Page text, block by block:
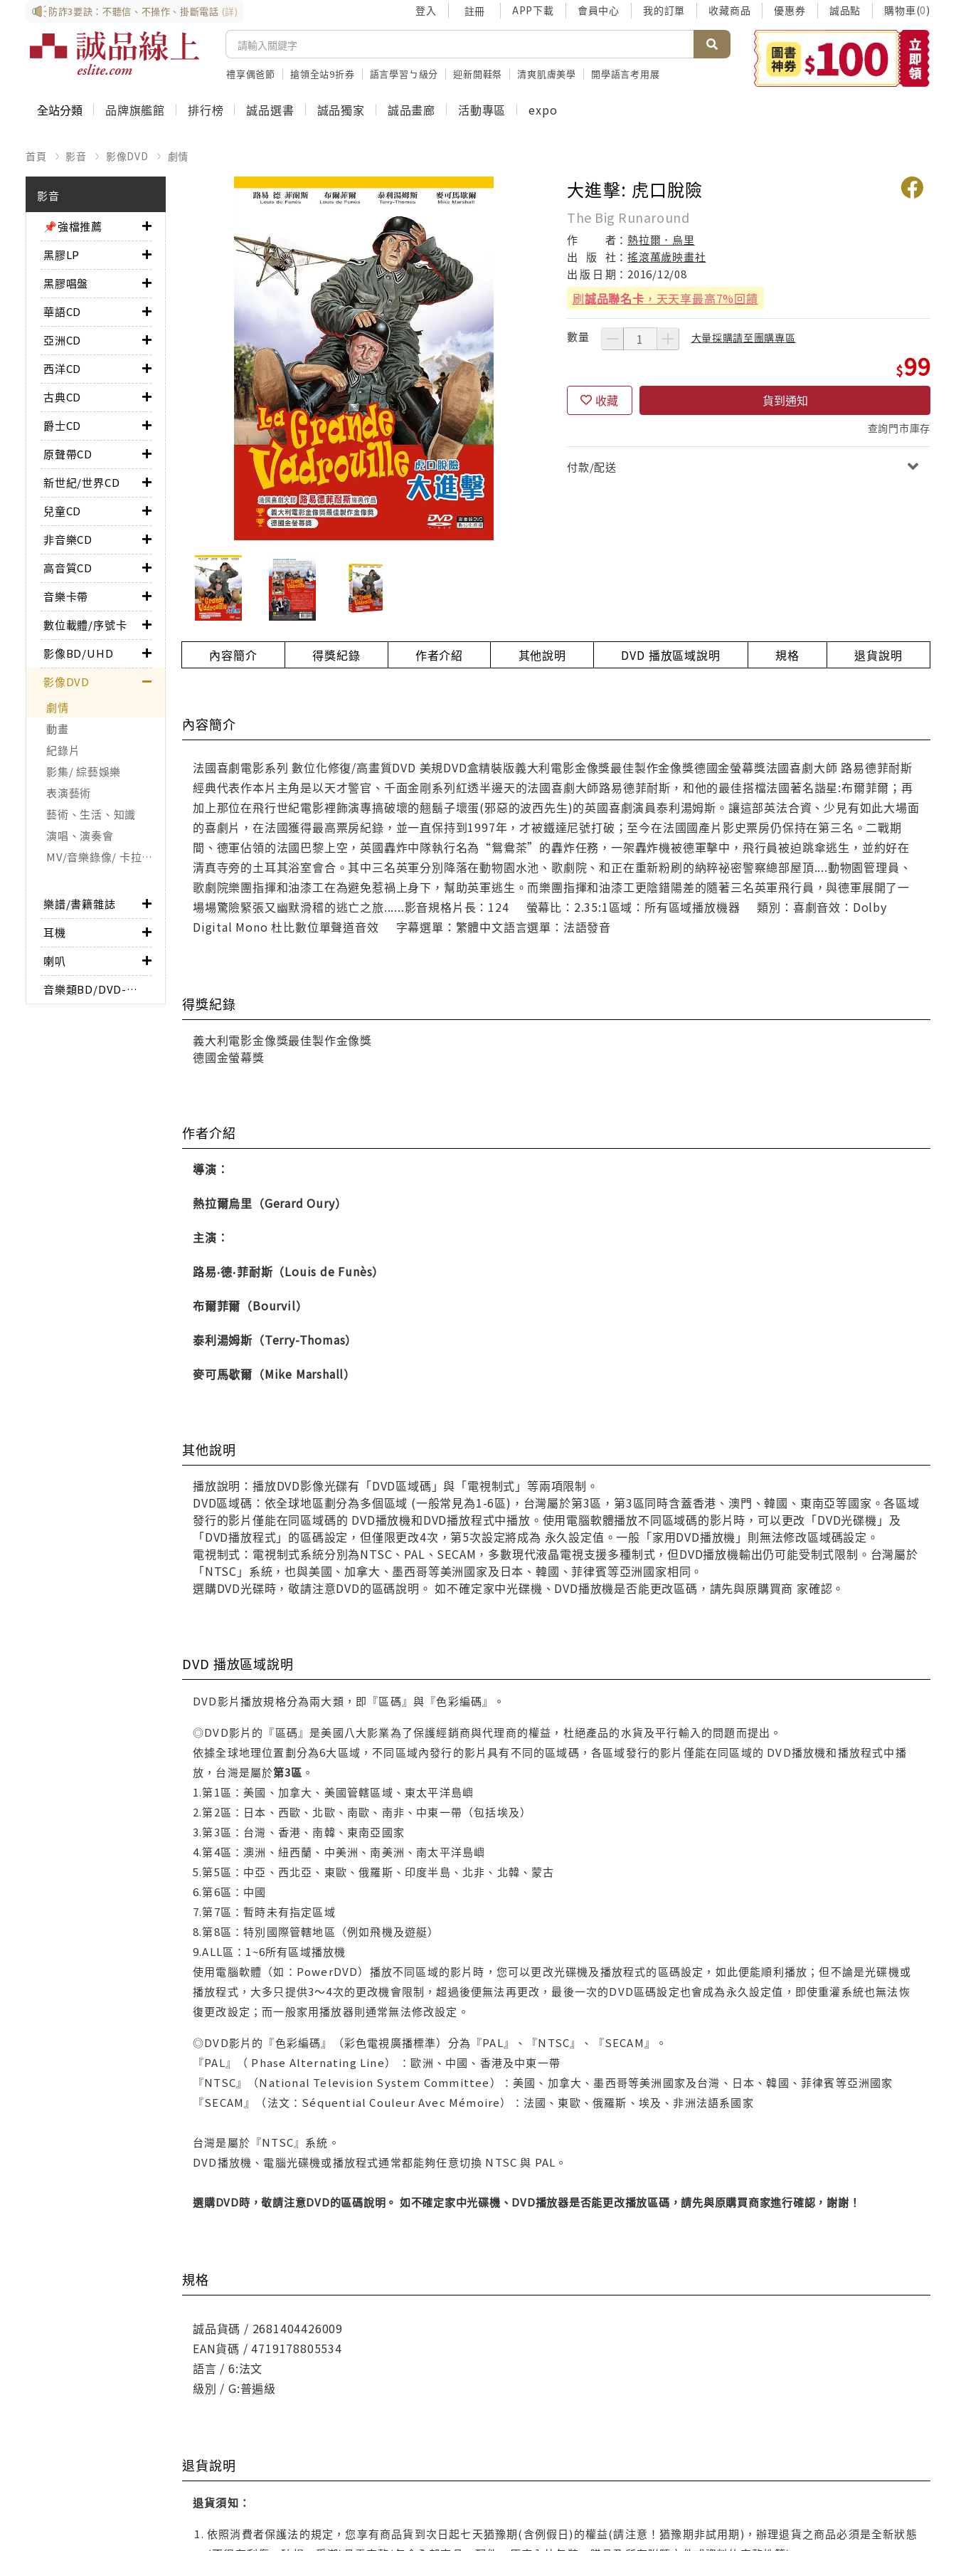
防詐3要訣：不聽信、不操作、掛斷電話 (詳) 登入 註冊 APP下載 會員中心 我的訂單 收藏商品 優惠券 誠品點 購物車(0)
禮享偶爸節 搶領全站9折券 語言學習ㄅ級分 迎新開鞋祭 清爽肌膚美學 開學語言考用展
全站分類 品牌旗艦館 排行榜 誠品選書 誠品獨家 誠品畫廊 活動專區 expo
首頁 影音 影像DVD 劇情
影音
📌強檔推薦
黑膠LP
黑膠唱盤
華語CD
亞洲CD
西洋CD
古典CD
爵士CD
原聲帶CD
新世紀/世界CD
兒童CD
非音樂CD
高音質CD
音樂卡帶
數位載體/序號卡
影像BD/UHD
影像DVD
劇情
動畫
紀錄片
影集/ 綜藝娛樂
表演藝術
藝術、生活、知識
演唱、演奏會
MV/音樂錄像/ 卡拉OK
樂譜/書籍雜誌
耳機
喇叭
音樂類BD/DVD-AUDIO
大進擊: 虎口脫險
The Big Runaround
作 者：熱拉爾．烏里
出
版 社：搖滾萬歲映畫社
出 版 日 期： 2016/12/08
刷誠品聯名卡 ，天天享最高7%回饋
數量 大量採購請至團購專區
99
收藏 貨到通知
查詢門市庫存
付款/配送
內容簡介 得獎紀錄 作者介紹 其他說明 DVD 播放區域說明 規格 退貨說明
內容簡介
法國喜劇電影系列 數位化修復/高畫質DVD 美規DVD盒精裝版義大利電影金像獎最佳製作金像獎德國金螢幕獎法國喜劇大師 路易德菲耐斯
經典代表作本片主角是以天才警官、千面金剛系列紅透半邊天的法國喜劇大師路易德菲耐斯，和他的最佳搭檔法國著名諧星:布爾菲爾；再
加上那位在飛行世紀電影裡飾演專搞破壞的翹鬍子壞蛋(邪惡的波西先生)的英國喜劇演員泰利湯姆斯。讓這部英法合資、少見有如此大場面
的喜劇片，在法國獲得最高票房紀錄，並一直保持到1997年，才被鐵達尼號打破；至今在法國國產片影史票房仍保持在第三名。二戰期
間、德軍佔領的法國巴黎上空，英國轟炸中隊執行名為“鴛鴦茶”的轟炸任務，一架轟炸機被德軍擊中，飛行員被迫跳傘逃生，並約好在
清真寺旁的土耳其浴室會合。其中三名英軍分別降落在動物園水池、歌劇院、和正在重新粉刷的納粹祕密警察總部屋頂....動物園管理員、
歌劇院樂團指揮和油漆工在為避免惹禍上身下，幫助英軍逃生。而樂團指揮和油漆工更陰錯陽差的隨著三名英軍飛行員，與德軍展開了一
場場驚險緊張又幽默滑稽的逃亡之旅......影音規格片長：124 螢幕比：2.35:1區域：所有區域播放機器 類別：喜劇音效：Dolby
Digital Mono 杜比數位單聲道音效 字幕選單：繁體中文語言選單：法語發音
得獎紀錄
義大利電影金像獎最佳製作金像獎
德國金螢幕獎
作者介紹
導演：
熱拉爾烏里（Gerard Oury）
主演：
路易‧德‧菲耐斯（Louis de Funès）
布爾菲爾（Bourvil）
泰利湯姆斯（Terry-Thomas）
麥可馬歇爾（Mike Marshall）
其他說明
播放說明：播放DVD影像光碟有「DVD區域碼」與「電視制式」等兩項限制。
DVD區域碼：依全球地區劃分為多個區域 (一般常見為1-6區)，台灣屬於第3區，第3區同時含蓋香港、澳門、韓國、東南亞等國家。各區域
發行的影片僅能在同區域碼的 DVD播放機和DVD播放程式中播放。使用電腦軟體播放不同區域碼的影片時，可以更改「DVD光碟機」及
「DVD播放程式」的區碼設定，但僅限更改4次，第5次設定將成為 永久設定值。一般「家用DVD播放機」則無法修改區域碼設定。
電視制式：電視制式系統分別為NTSC、PAL、SECAM，多數現代液晶電視支援多種制式，但DVD播放機輸出仍可能受制式限制。台灣屬於
「NTSC」系統，也與美國、加拿大、墨西哥等美洲國家及日本、韓國、菲律賓等亞洲國家相同。
選購DVD光碟時，敬請注意DVD的區碼說明。 如不確定家中光碟機、DVD播放機是否能更改區碼，請先與原購買商 家確認。
DVD 播放區域說明
DVD影片播放規格分為兩大類，即『區碼』與『色彩編碼』。
◎DVD影片的『區碼』是美國八大影業為了保護經銷商與代理商的權益，杜絕產品的水貨及平行輸入的問題而提出。
依據全球地理位置劃分為6大區域，不同區域內發行的影片具有不同的區域碼，各區域發行的影片僅能在同區域的 DVD播放機和播放程式中播
放，台灣是屬於第3區 。
1.第1區：美國、加拿大、美國管轄區域、東太平洋島嶼
2.第2區：日本、西歐、北歐、南歐、南非、中東一帶（包括埃及）
3.第3區：台灣、香港、南韓、東南亞國家
4.第4區：澳洲、紐西蘭、中美洲、南美洲、南太平洋島嶼
5.第5區：中亞、西北亞、東歐、俄羅斯、印度半島、北非、北韓、蒙古
6.第6區：中國
7.第7區：暫時未有指定區域
8.第8區：特別國際管轄地區（例如飛機及遊艇）
9.ALL區：1~6所有區域播放機
使用電腦軟體（如：PowerDVD）播放不同區域的影片時，您可以更改光碟機及播放程式的區碼設定，如此便能順利播放；但不論是光碟機或
播放程式，大多只提供3～4次的更改機會限制，超過後便無法再更改，最後一次的DVD區碼設定也會成為永久設定值，即使重灌系統也無法恢
復更改設定；而一般家用播放器則通常無法修改設定。
◎DVD影片的『色彩編碼』（彩色電視廣播標準）分為『PAL』、『NTSC』、『SECAM』。
『PAL』（ Phase Alternating Line） ：歐洲、中國、香港及中東一帶
『NTSC』（National Television System Committee）：美國、加拿大、墨西哥等美洲國家及台灣、日本、韓國、菲律賓等亞洲國家
『SECAM』（法文：Séquential Couleur Avec Mémoire）：法國、東歐、俄羅斯、埃及、非洲法語系國家
台灣是屬於『NTSC』系統。
DVD播放機、電腦光碟機或播放程式通常都能夠任意切換 NTSC 與 PAL。
選購DVD時，敬請注意DVD的區碼說明。 如不確定家中光碟機、DVD播放器是否能更改播放區碼，請先與原購買商家進行確認，謝謝！
規格
誠品貨碼 / 2681404426009
EAN貨碼 / 4719178805534
語言 / 6:法文
級別 / G:普遍級
退貨說明
退貨須知：
依照消費者保護法的規定，您享有商品貨到次日起七天猶豫期(含例假日)的權益(請注意！猶豫期非試用期)，辦理退貨之商品必須是全新狀態